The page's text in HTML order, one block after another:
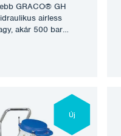
GRACO® GH
airless
akár 500 bar
sajtolóanyagok,
9,5 liter/perc.
és nagyobb
nagyobb
színpermetezéshez,
Új